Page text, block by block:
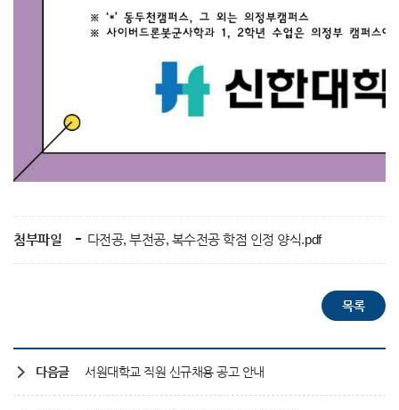
첨부파일 다전공, 부전공, 복수전공 학점 인정 양식.pdf
다음글 서원대학교 직원 신규채용 공고 안내